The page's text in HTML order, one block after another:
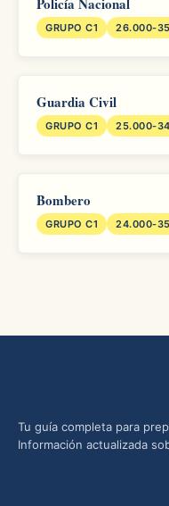
GRUPO C1 26.000-
Guardia Civil
GRUPO C1 25.000-
Bombero
GRUPO C1 24.000-
Tu guía completa para
Información actualizada